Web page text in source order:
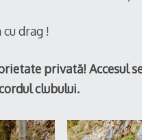
drag !
privată! Accesul
clubului.